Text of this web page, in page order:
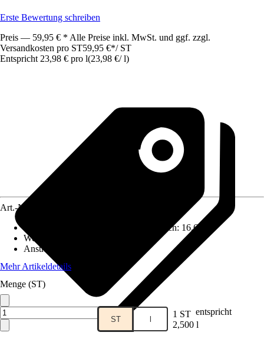
Erste Bewertung schreiben
Preis — 59,95 € * Alle Preise inkl. MwSt. und ggf. zzgl.
Versandkosten pro ST59,95 €*/ ST
Entspricht 23,98 € pro l(23,98 €/ l)
Art.-Nr.
Reichweite (ca.) bei einmaligem Anstrich: 16,6 m²/l
Wetter- und UV-Beständigkeit
Anstrichart
Mehr Artikeldetails
Menge (ST)
ST l 1 ST entspricht
2,500 l